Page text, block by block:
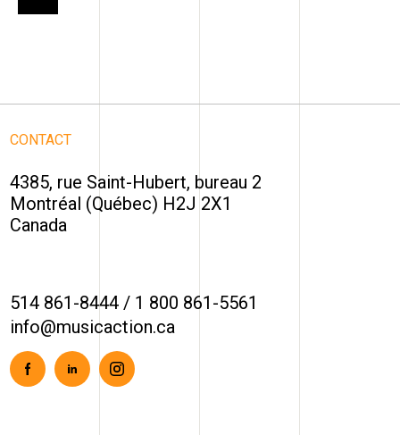
CONTACT
4385, rue Saint-Hubert, bureau 2
Montréal (Québec) H2J 2X1
Canada
514 861-8444 / 1 800 861-5561
info@musicaction.ca
FacebookLinkedinInstagram